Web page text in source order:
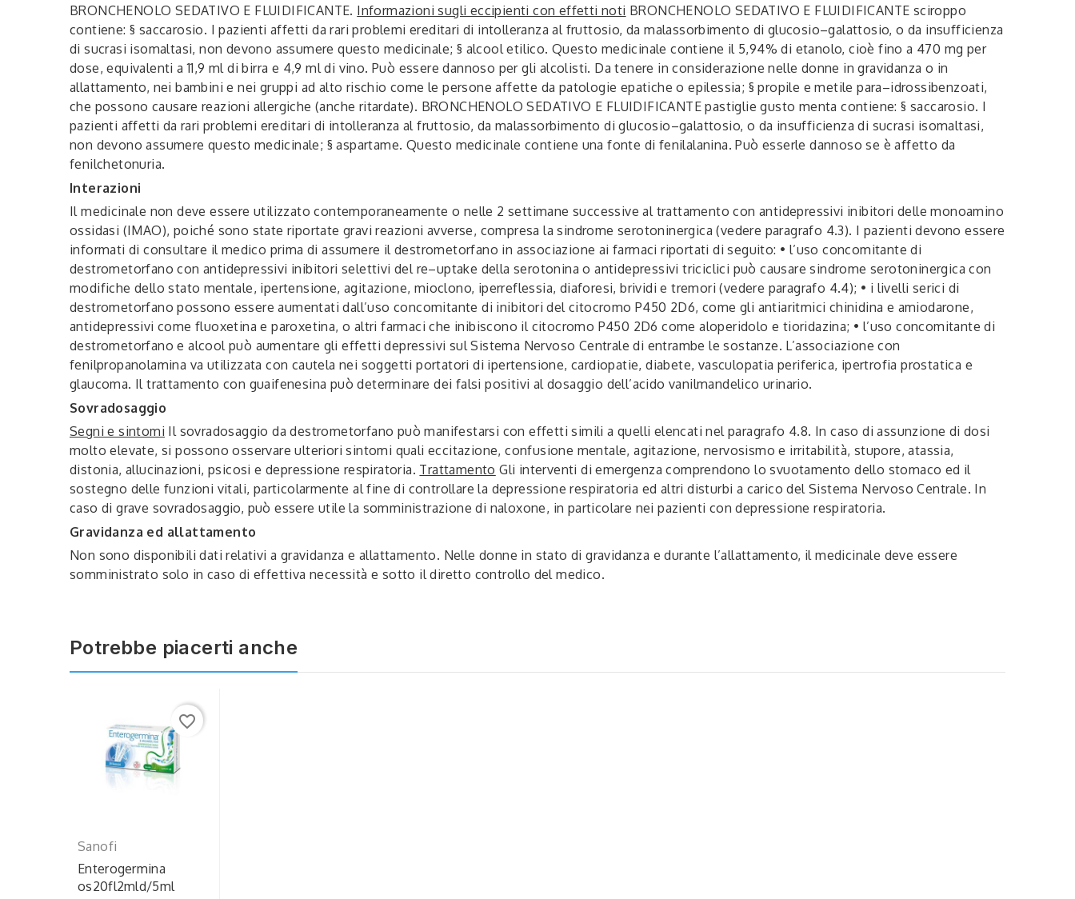
BRONCHENOLO SEDATIVO E FLUIDIFICANTE. Informazioni sugli eccipienti con effetti noti BRONCHENOLO SEDATIVO E FLUIDIFICANTE sciroppo
contiene:§ saccarosio. I pazienti affetti da rari problemi ereditari di intolleranza al fruttosio, da malassorbimento di glucosio–galattosio, o da insufficienza
di sucrasi isomaltasi, non devono assumere questo medicinale; § alcool etilico. Questo medicinale contiene il 5,94% di etanolo, cioè fino a 470 mg per
dose, equivalenti a 11,9 ml di birra e 4,9 ml di vino. Può essere dannoso per gli alcolisti. Da tenere in considerazione nelle donne in gravidanza o in
allattamento, nei bambini e nei gruppi ad alto rischio come le persone affette da patologie epatiche o epilessia; § propile e metile para–idrossibenzoati,
che possono causare reazioni allergiche (anche ritardate). BRONCHENOLO SEDATIVO E FLUIDIFICANTE pastiglie gusto menta contiene:§ saccarosio. I
pazienti affetti da rari problemi ereditari di intolleranza al fruttosio, da malassorbimento di glucosio–galattosio, o da insufficienza di sucrasi isomaltasi,
non devono assumere questo medicinale; § aspartame. Questo medicinale contiene una fonte di fenilalanina. Può esserle dannoso se è affetto da
fenilchetonuria.
Interazioni
Il medicinale non deve essere utilizzato contemporaneamente o nelle 2 settimane successive al trattamento con antidepressivi inibitori delle monoamino
ossidasi (IMAO), poiché sono state riportate gravi reazioni avverse, compresa la sindrome serotoninergica (vedere paragrafo 4.3). I pazienti devono essere
informati di consultare il medico prima di assumere il destrometorfano in associazione ai farmaci riportati di seguito: • l’uso concomitante di
destrometorfano con antidepressivi inibitori selettivi del re–uptake della serotonina o antidepressivi triciclici può causare sindrome serotoninergica con
modifiche dello stato mentale, ipertensione, agitazione, mioclono, iperreflessia, diaforesi, brividi e tremori (vedere paragrafo 4.4); • i livelli serici di
destrometorfano possono essere aumentati dall’uso concomitante di inibitori del citocromo P450 2D6, come gli antiaritmici chinidina e amiodarone,
antidepressivi come fluoxetina e paroxetina, o altri farmaci che inibiscono il citocromo P450 2D6 come aloperidolo e tioridazina; • l’uso concomitante di
destrometorfano e alcool può aumentare gli effetti depressivi sul Sistema Nervoso Centrale di entrambe le sostanze. L’associazione con
fenilpropanolamina va utilizzata con cautela nei soggetti portatori di ipertensione, cardiopatie, diabete, vasculopatia periferica, ipertrofia prostatica e
glaucoma. Il trattamento con guaifenesina può determinare dei falsi positivi al dosaggio dell’acido vanilmandelico urinario.
Sovradosaggio
Segni e sintomi Il sovradosaggio da destrometorfano può manifestarsi con effetti simili a quelli elencati nel paragrafo 4.8. In caso di assunzione di dosi
molto elevate, si possono osservare ulteriori sintomi quali eccitazione, confusione mentale, agitazione, nervosismo e irritabilità, stupore, atassia,
distonia, allucinazioni, psicosi e depressione respiratoria. Trattamento Gli interventi di emergenza comprendono lo svuotamento dello stomaco ed il
sostegno delle funzioni vitali, particolarmente al fine di controllare la depressione respiratoria ed altri disturbi a carico del Sistema Nervoso Centrale. In
caso di grave sovradosaggio, può essere utile la somministrazione di naloxone, in particolare nei pazienti con depressione respiratoria.
Gravidanza ed allattamento
Non sono disponibili dati relativi a gravidanza e allattamento. Nelle donne in stato di gravidanza e durante l’allattamento, il medicinale deve essere
somministrato solo in caso di effettiva necessità e sotto il diretto controllo del medico.
Potrebbe piacerti anche
favorite_border
Sanofi
Enterogermina
os20fl2mld/5ml